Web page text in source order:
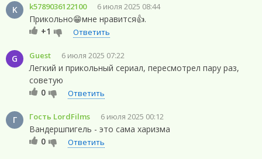
K k5789036122100 6 июля 2025 08:44
Прикольно😁мне нравится👍.
+1
Ответить
G Guest 6 июля 2025 07:22
Легкий и прикольный сериал, пересмотрел пару раз,
советую
0
Ответить
Г Гость LordFilms 6 июля 2025 00:12
Вандершпигель - это сама харизма
0
Ответить